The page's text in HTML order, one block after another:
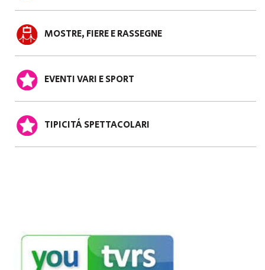
MOSTRE, FIERE E RASSEGNE
EVENTI VARI E SPORT
TIPICITÀ SPETTACOLARI